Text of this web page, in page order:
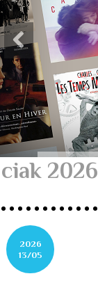
ciak 2026
2026
13/05